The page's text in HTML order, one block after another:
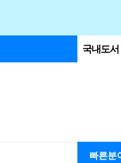
국내도서
빠른분